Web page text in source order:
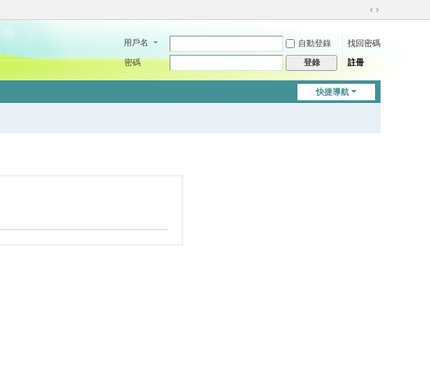
切
到
用戶名 自動登錄
找回密碼
密碼
登錄 註冊
快捷導航